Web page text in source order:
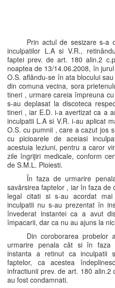
Prin actul de sesizare s-a
inculpatilor L.A si V.R.,
faptei prev. de art. 180 alin.2
noaptea de 13/14.06.2008, în
O.S. aflându-se în ata blocului
din comuna vecina, sora
tineri , urmare careia împreuna
s-au deplasat la discoteca
tineri , iar E.D. i-a avertizat ca a
inculpatii L.A si V.R. i-au aplicat
O.S. cu pumnii , care a cazut jos
cu picioarele de aceiasi
acestuia leziuni, pentru a caror
zile îngrijiri medicale, conform
de S.M.L. Ploiesti.
În faza de urmarire
savârsirea faptelor , iar în faza de
legal citati si s-au acordat
inculpatii nu s-au prezentat în
învederat instantei ca a avut
împacarii, dar ca nu au ajuns la
Din coroborarea
urmarire penala cât si în faza
instanta a retinut ca inculpatii
faptelor, ca acestea
infractiunii prev. de art. 180
au fost condamnati.